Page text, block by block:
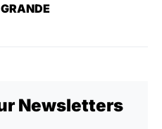
Newsletters